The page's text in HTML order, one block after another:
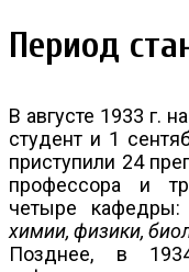
Период
В августе 1933 г.
студент и 1
приступили 24
профессора и
четыре кафедры:
химии, физики,
Позднее, в